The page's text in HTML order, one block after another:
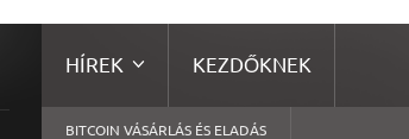
HÍREK KEZDŐKNEK
BITCOIN VÁSÁRLÁS ÉS ELADÁS